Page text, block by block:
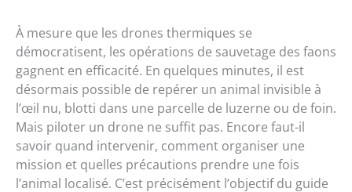
À mesure que les drones thermiques se
démocratisent, les opérations de sauvetage des faons
gagnent en efficacité. En quelques minutes, il est
désormais possible de repérer un animal invisible à
l’œil nu, blotti dans une parcelle de luzerne ou de foin.
Mais piloter un drone ne suffit pas. Encore faut-il
savoir quand intervenir, comment organiser une
mission et quelles précautions prendre une fois
l’animal localisé. C’est précisément l’objectif du guide